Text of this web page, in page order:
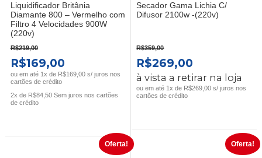
Liquidificador Britânia
Diamante 800 – Vermelho com
Filtro 4 Velocidades 900W
(220v)
R$219,00
O
PREÇO
ORIGINAL
ERA:
R$169,00O
PREÇO
ATUAL
ou em até 1x de R$169,00 s/ juros nos
cartões de crédito
2x de R$84,50 Sem juros nos cartões
de crédito
Secador Gama Lichia C/
Difusor 2100w -(220v)
R$359,00
O
PREÇO
ORIGINAL
R$269,00
PREÇO
ATUAL
à vista a retirar na loja
ou em até 1x de R$269,00 s/ juros nos
cartões de crédito
Oferta! Oferta!